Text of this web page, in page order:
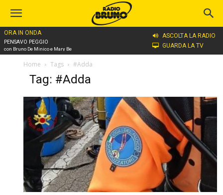
ORA IN ONDA
PENSAVO PEGGIO
con Bruno De Minico e Mary Be
ASCOLTA LA RADIO
GUARDA LA TV
Home Tags #Adda
Tag: #Adda